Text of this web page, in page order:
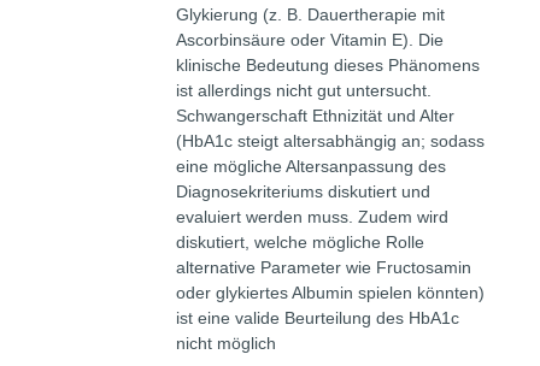
Glykierung (z. B. Dauertherapie mit
Ascorbinsäure oder Vitamin E). Die
klinische Bedeutung dieses Phänomens
ist allerdings nicht gut untersucht.
Schwangerschaft Ethnizität und Alter
(HbA1c steigt altersabhängig an; sodass
eine mögliche Altersanpassung des
Diagnosekriteriums diskutiert und
evaluiert werden muss. Zudem wird
diskutiert, welche mögliche Rolle
alternative Parameter wie Fructosamin
oder glykiertes Albumin spielen könnten)
ist eine valide Beurteilung des HbA1c
nicht möglich